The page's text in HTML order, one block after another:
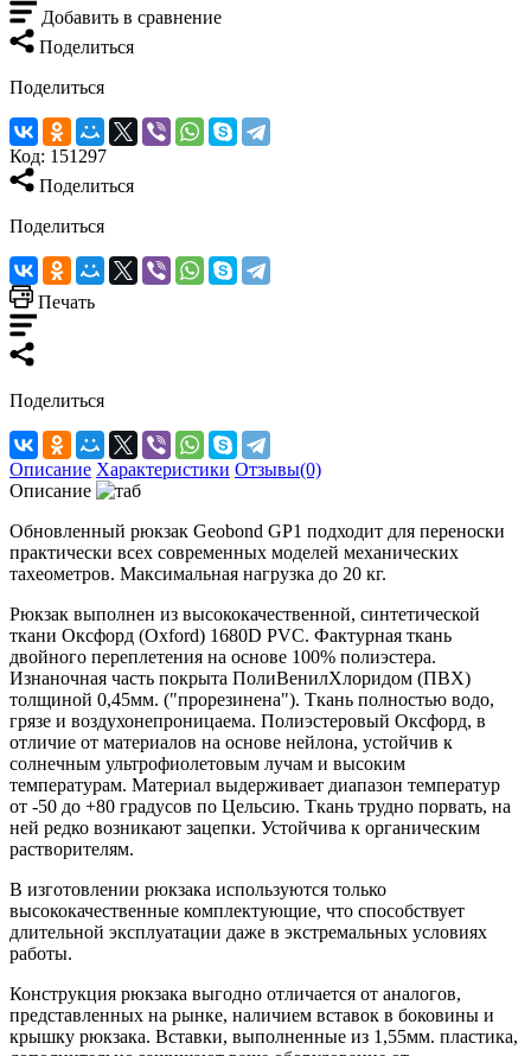
Добавить в сравнение
Поделиться
Поделиться
Код: 151297
Поделиться
Поделиться
Печать
Поделиться
Описание Характеристики Отзывы(0)
Описание
Обновленный рюкзак Geobond GP1 подходит для переноски
практически всех современных моделей механических
тахеометров. Максимальная нагрузка до 20 кг.
Рюкзак выполнен из высококачественной, синтетической
ткани Оксфорд (Oxford) 1680D PVC. Фактурная ткань
двойного переплетения на основе 100% полиэстера.
Изнаночная часть покрыта ПолиВенилХлоридом (ПВХ)
толщиной 0,45мм. ("прорезинена"). Ткань полностью водо,
грязе и воздухонепроницаема. Полиэстеровый Оксфорд, в
отличие от материалов на основе нейлона, устойчив к
солнечным ультрофиолетовым лучам и высоким
температурам. Материал выдерживает диапазон температур
от -50 до +80 градусов по Цельсию. Ткань трудно порвать, на
ней редко возникают зацепки. Устойчива к органическим
растворителям.
В изготовлении рюкзака используются только
высококачественные комплектующие, что способствует
длительной эксплуатации даже в экстремальных условиях
работы.
Конструкция рюкзака выгодно отличается от аналогов,
представленных на рынке, наличием вставок в боковины и
крышку рюкзака. Вставки, выполненные из 1,55мм. пластика,